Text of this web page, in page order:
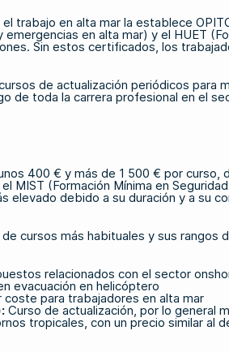
trabajo en alta mar la establece
emergencias en alta mar) y el HUET
Sin estos certificados, los
de actualización periódicos
de toda la carrera profesional en el
400 € y más de 1 500 € por
MIST (Formación Mínima en
elevado debido a su duración y a su
cursos más habituales y sus rangos
relacionados con el sector
evacuación en helicóptero
para trabajadores en alta mar
: Curso de actualización, por lo general
tropicales, con un precio similar al